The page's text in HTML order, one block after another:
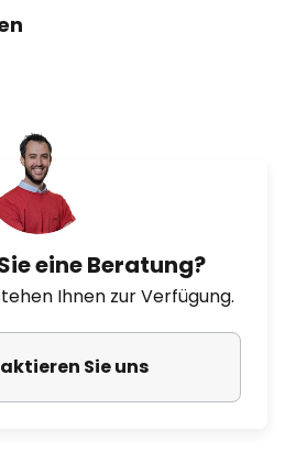
eine Beratung?
Ihnen zur Verfügung.
Sie uns